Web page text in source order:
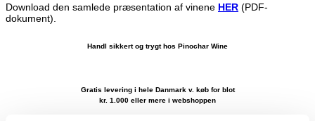
Download den samlede præsentation af vinene HER (PDF-
dokument).
Handl sikkert og trygt hos Pinochar Wine
Gratis levering i hele Danmark v. køb for blot
kr. 1.000 eller mere i webshoppen